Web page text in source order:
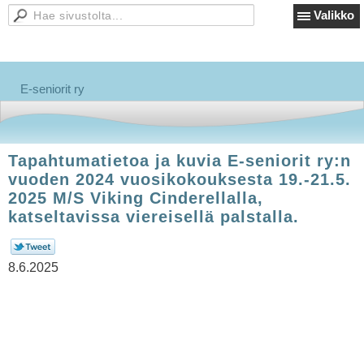
Valikko
E-seniorit ry
Tapahtumatietoa ja kuvia E-seniorit ry:n
vuoden 2024 vuosikokouksesta 19.-21.5.
2025 M/S Viking Cinderellalla,
katseltavissa viereisellä palstalla.
8.6.2025